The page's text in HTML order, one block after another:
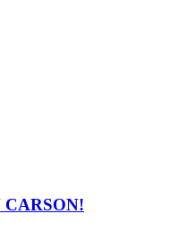
CARSON!